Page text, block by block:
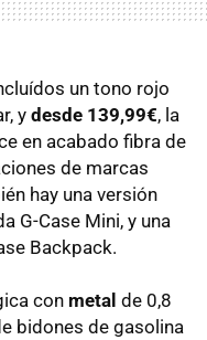
un tono rojo
y desde 139,99€, la
en acabado fibra de
de marcas
hay una versión
G-Case Mini, y una
Backpack.
con metal de 0,8
bidones de gasolina